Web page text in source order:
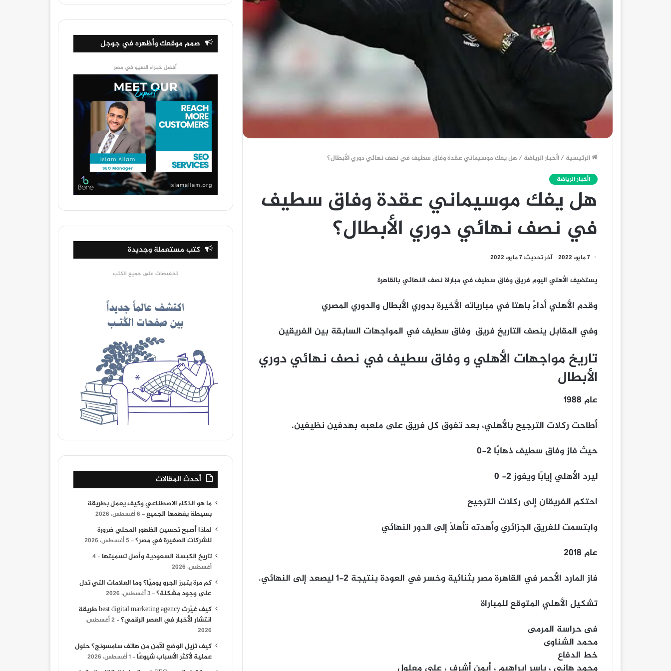
الرئيسية /اأخبار الرياضة / هل يفك موسيماني عقدة وفاق سطيف في نصف نهائي دوري الأبطال؟
اأخبار الرياضة
هل يفك موسيماني عقدة وفاق سطيف
في نصف نهائي دوري الأبطال؟
7 مايو، 2022 آخر تحديث: 7 مايو، 2022
يستضيف الأهلي اليوم فريق وفاق سطيف في مباراة نصف النهائي بالقاهرة
وقدم الأهلي أداءً باهتا في مبارياته الأخيرة بدوري الأبطال والدوري المصري
وفي المقابل ينصف التاريخ فريق وفاق سطيف في المواجهات السابقة بين الفريقين
تاريخ مواجهات الأهلي و وفاق سطيف في نصف نهائي دوري
الأبطال
عام 1988
أطاحت ركلات الترجيح بالأهلي، بعد تفوق كل فريق على ملعبه بهدفين نظيفين.
حيث فاز وفاق سطيف ذهابًا 2-0
ليرد الأهلي إيابًا ويفوز 2- 0
احتكم الفريقان إلى ركلات الترجيح
وابتسمت للفريق الجزائري وأهدته تأهلًا إلى الدور النهائي
عام 2018
فاز المارد الأحمر في القاهرة مصر بثنائية وخسر في العودة بنتيجة 2-1 ليصعد إلى النهائي.
تشكيل الأهلي المتوقع للمباراة
فى حراسة المرمى
محمد الشناوى
خط الدفاع
صمم موقعك وأظهره في جوجل
أفضل خبراء السيو في مصر
كتب مستعملة وجديدة
تخفيضات على جميع الكتب
أحدث المقالات
ما هو الذكاء الاصطناعي وكيف يعمل بطريقة
بسيطة يفهمها الجميع
6 أغسطس، 2026
لماذا أصبح تحسين الظهور المحلي ضرورة
للشركات الصغيرة في مصر؟
5 أغسطس، 2026
تاريخ الكبسة السعودية وأصل تسميتها
4
أغسطس، 2026
كم مرة يتبرز الجرو يوميًا؟ وما العلامات التي تدل
على وجود مشكلة؟
3 أغسطس، 2026
كيف غيّرت best digital marketing agency طريقة
انتشار الأخبار في العصر الرقمي؟
2 أغسطس،
2026
كيف تزيل الوضع الآمن من هاتف سامسونج؟ حلول
عملية لأكثر الأسباب شيوعًا
1 أغسطس، 2026